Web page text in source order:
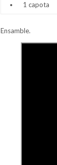
1 capota
Ensamble.